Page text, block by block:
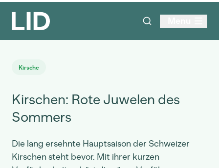
Kirsche
Kirschen: Rote Juwelen des
Sommers
Die lang ersehnte Hauptsaison der Schweizer
Kirschen steht bevor. Mit ihrer kurzen